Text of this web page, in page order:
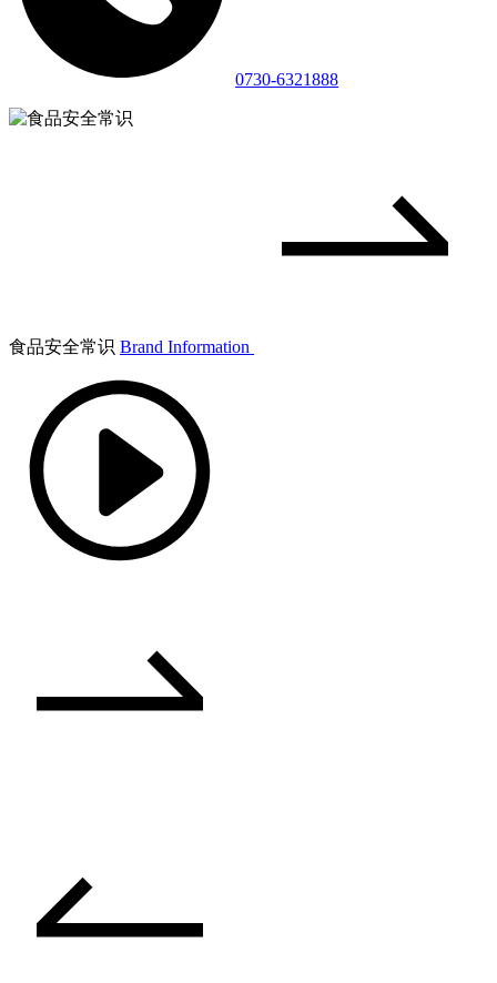
0730-6321888
食品安全常识 Brand Information